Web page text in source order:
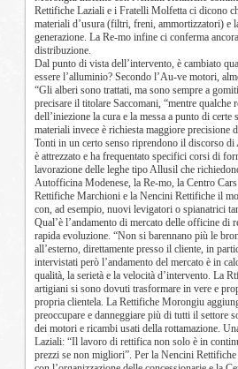
Rettifiche Laziali e i Fratelli Molfetta ci dicono
materiali d’usura (filtri, freni, ammortizzatori) e
generazione. La Re-mo infine ci conferma
distribuzione.
Dal punto di vista dell’intervento, è cambiato
essere l’alluminio? Secondo l’Au-ve motori,
“Gli alberi sono trattati, ma sono sempre a
precisare il titolare Saccomani, “mentre
dell’iniezione la cura e la messa a punto di
materiali invece è richiesta maggiore precisione
Tonti in un certo senso riprendono il discorso
è attrezzato e ha frequentato specifici corsi di
lavorazione delle leghe tipo Allusil che
Autofficina Modenese, la Re-mo, la Centro
Rettifiche Marchioni e la Nencini Rettifiche il
con, ad esempio, nuovi levigatori o spianatrici
Qual’è l’andamento di mercato delle officine
rapida evoluzione. “Non si barennano più le
all’esterno, direttamente presso il cliente, in
intervistati però l’andamento del mercato è in
qualità, la serietà e la velocità d’intervento. La
artigiani si sono dovuti trasformare in vere e
propria clientela. La Rettifiche Morongiu
preoccupare e danneggiare più di tutti il settore
dei motori e ricambi usati della rottamazione.
Laziali: “Il lavoro di rettifica non solo è in
prezzi se non migliori”. Per la Nencini